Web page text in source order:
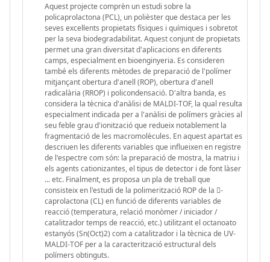
Aquest projecte comprèn un estudi sobre la
policaprolactona (PCL), un polièster que destaca per les
seves excel·lents propietats físiques i químiques i sobretot
per la seva biodegradabilitat. Aquest conjunt de propietats
permet una gran diversitat d'aplicacions en diferents
camps, especialment en bioenginyeria. Es consideren
també els diferents mètodes de preparació de l'polímer
mitjançant obertura d'anell (ROP), obertura d'anell
radicalària (RROP) i policondensació. D'altra banda, es
considera la tècnica d'anàlisi de MALDI-TOF, la qual resulta
especialment indicada per a l'anàlisi de polímers gràcies al
seu feble grau d'ionització que redueix notablement la
fragmentació de les macromolècules. En aquest apartat es
descriuen les diferents variables que influeixen en registre
de l'espectre com són: la preparació de mostra, la matriu i
els agents cationizantes, el tipus de detector i de font làser
... etc. Finalment, es proposa un pla de treball que
consisteix en l'estudi de la polimerització ROP de la -
caprolactona (CL) en funció de diferents variables de
reacció (temperatura, relació monòmer / iniciador /
catalitzador temps de reacció, etc.) utilitzant el octanoato
estanyós (Sn(Oct)2) com a catalitzador i la tècnica de UV-
MALDI-TOF per a la caracterització estructural dels
polímers obtinguts.